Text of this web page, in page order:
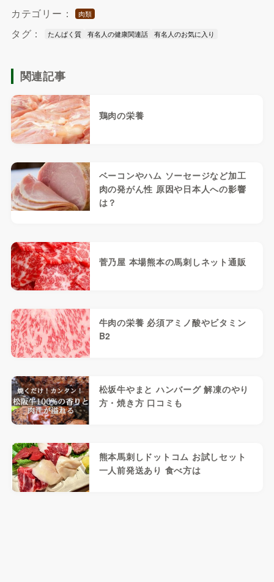
カテゴリー： 肉類
タグ： たんぱく質 有名人の健康関連話 有名人のお気に入り
関連記事
鶏肉の栄養
ベーコンやハム ソーセージなど加工
肉の発がん性 原因や日本人への影響
は？
菅乃屋 本場熊本の馬刺しネット通販
牛肉の栄養 必須アミノ酸やビタミン
B2
松坂牛やまと ハンバーグ 解凍のやり
方・焼き方 口コミも
熊本馬刺しドットコム お試しセット
一人前発送あり 食べ方は